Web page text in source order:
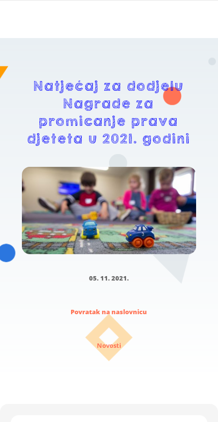
Natječaj za dodjelu
Nagrade za
promicanje prava
djeteta u 2021. godini
05. 11. 2021.
Povratak na naslovnicu
Novosti